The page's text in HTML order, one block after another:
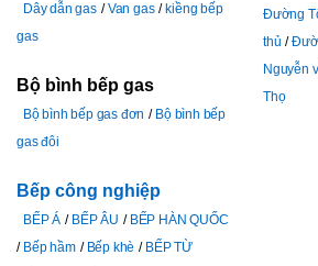
Dây dẫn gas Van gas
kiềng bếp
gas
Bộ bình bếp gas
Bộ bình bếp gas đơn
Bộ bình bếp
gas đôi
Bếp công nghiệp
BẾP Á BẾP ÂU
BẾP HÀN QUỐC
Bếp hầm
Bếp khè
BẾP TỪ
Đường
thủ
Nguyễn
Thọ